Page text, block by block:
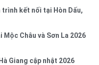
trình kết nối tại Hòn Dấu,
Châu và Sơn La 2026
Giang cập nhật 2026